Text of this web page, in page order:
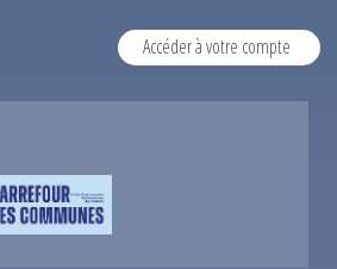
Accéder à votre compte